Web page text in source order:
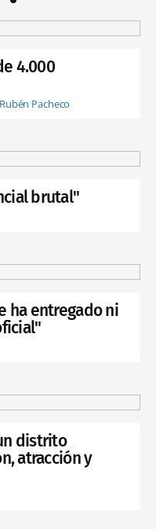
4.000
Rubén Pacheco
brutal"
ha entregado ni
distrito
atracción y